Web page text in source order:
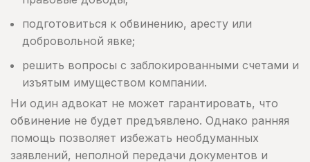
подготовиться к обвинению, аресту или
добровольной явке;
решить вопросы с заблокированными счетами и
изъятым имуществом компании.
Ни один адвокат не может гарантировать, что
обвинение не будет предъявлено. Однако ранняя
помощь позволяет избежать необдуманных
заявлений, неполной передачи документов и